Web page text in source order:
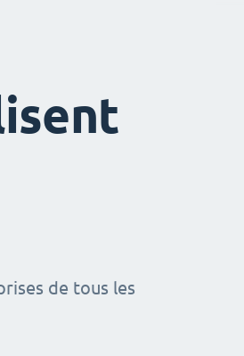
de tous les